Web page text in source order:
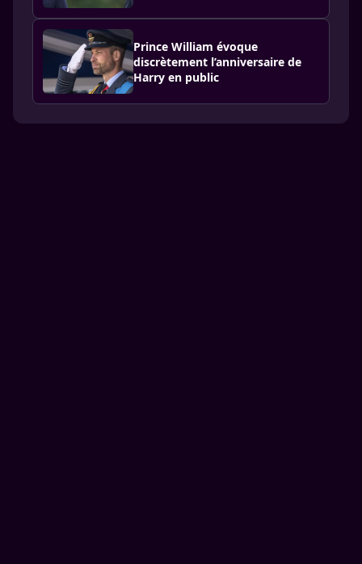
Prince William évoque
discrètement l’anniversaire de
Harry en public